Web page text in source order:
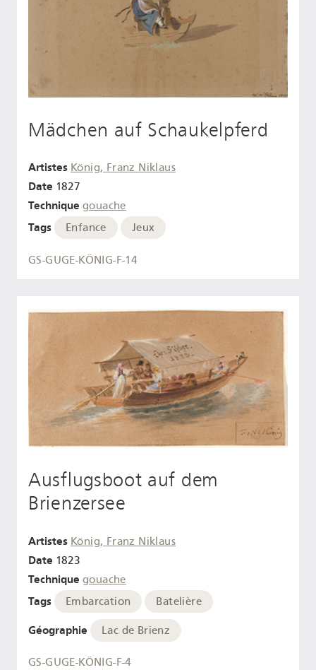
Mädchen auf Schaukelpferd
Artistes König, Franz Niklaus
Date 1827
Technique gouache
Tags Enfance Jeux
GS-GUGE-KÖNIG-F-14
Ausflugsboot auf dem
Brienzersee
Artistes König, Franz Niklaus
Date 1823
Technique gouache
Tags Embarcation Batelière
Géographie Lac de Brienz
GS-GUGE-KÖNIG-F-4